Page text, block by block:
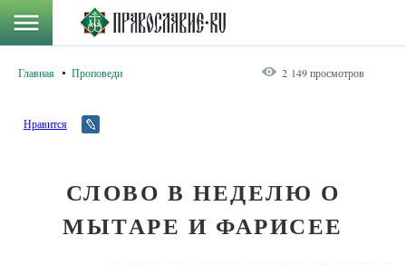
Главная Проповеди 2 149 просмотров
Нравится
СЛОВО В НЕДЕЛЮ О
МЫТАРЕ И ФАРИСЕЕ